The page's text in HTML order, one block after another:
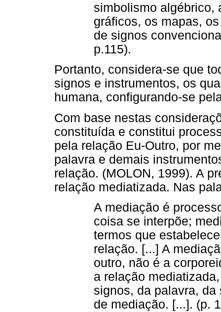
simbolismo algébrico,
gráficos, os mapas,
de signos
p.115).
Portanto, considera-se que
signos e instrumentos, os
humana, configurando-se
Com base nestas
constituída e constitui
pela relação Eu-Outro, por
palavra e demais
relação. (MOLON, 1999). A
relação mediatizada. Nas
A mediação é
coisa se interpõe;
termos que
relação. [...] A
outro, não é a
a relação
signos, da palavra,
de mediação. [...]. (p.